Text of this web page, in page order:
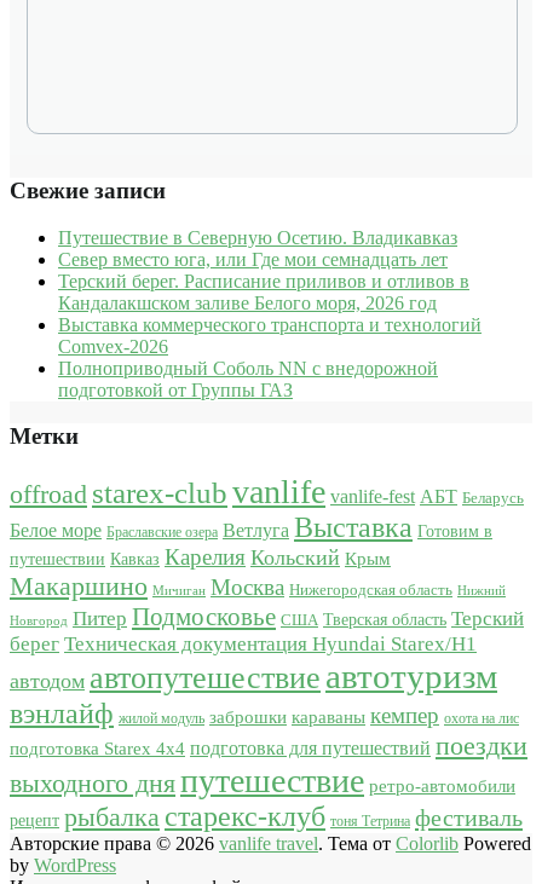
Свежие записи
Путешествие в Северную Осетию. Владикавказ
Север вместо юга, или Где мои семнадцать лет
Терский берег. Расписание приливов и отливов в
Кандалакшском заливе Белого моря, 2026 год
Выставка коммерческого транспорта и технологий
Comvex-2026
Полноприводный Соболь NN с внедорожной
подготовкой от Группы ГАЗ
Метки
offroad starex-clubvanlife vanlife-fest АБТ Беларусь
Белое море Браславские озера Ветлуга Выставка Готовим в
путешествии Кавказ Карелия Кольский Крым
Макаршино Мичиган Москва Нижегородская область Нижний
Новгород Питер Подмосковье США Тверская область Терский
берег Техническая документация Hyundai Starex/H1
автодом автопутешествие автотуризм
вэнлайф жилой модуль заброшки караваны кемпер охота на лис
подготовка Starex 4x4 подготовка для путешествий поездки
выходного дняпутешествие ретро-автомобили
рецепт рыбалка старекс-клуб тоня Тетрина фестиваль
Авторские права © 2026 vanlife travel. Тема от Colorlib Powered
by WordPress